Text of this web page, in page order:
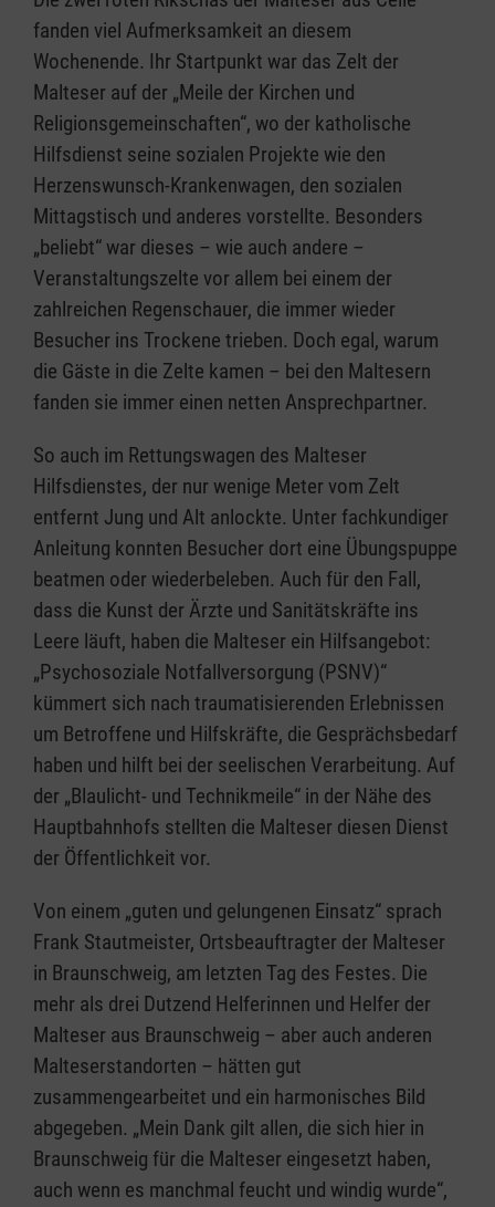
fanden viel Aufmerksamkeit an diesem
Wochenende. Ihr Startpunkt war das Zelt der
Malteser auf der „Meile der Kirchen und
Religionsgemeinschaften“, wo der katholische
Hilfsdienst seine sozialen Projekte wie den
Herzenswunsch-Krankenwagen, den sozialen
Mittagstisch und anderes vorstellte. Besonders
„beliebt“ war dieses – wie auch andere –
Veranstaltungszelte vor allem bei einem der
zahlreichen Regenschauer, die immer wieder
Besucher ins Trockene trieben. Doch egal, warum
die Gäste in die Zelte kamen – bei den Maltesern
fanden sie immer einen netten Ansprechpartner.
So auch im Rettungswagen des Malteser
Hilfsdienstes, der nur wenige Meter vom Zelt
entfernt Jung und Alt anlockte. Unter fachkundiger
Anleitung konnten Besucher dort eine Übungspuppe
beatmen oder wiederbeleben. Auch für den Fall,
dass die Kunst der Ärzte und Sanitätskräfte ins
Leere läuft, haben die Malteser ein Hilfsangebot:
„Psychosoziale Notfallversorgung (PSNV)“
kümmert sich nach traumatisierenden Erlebnissen
um Betroffene und Hilfskräfte, die Gesprächsbedarf
haben und hilft bei der seelischen Verarbeitung. Auf
der „Blaulicht- und Technikmeile“ in der Nähe des
Hauptbahnhofs stellten die Malteser diesen Dienst
der Öffentlichkeit vor.
Von einem „guten und gelungenen Einsatz“ sprach
Frank Stautmeister, Ortsbeauftragter der Malteser
in Braunschweig, am letzten Tag des Festes. Die
mehr als drei Dutzend Helferinnen und Helfer der
Malteser aus Braunschweig – aber auch anderen
Malteserstandorten – hätten gut
zusammengearbeitet und ein harmonisches Bild
abgegeben. „Mein Dank gilt allen, die sich hier in
Braunschweig für die Malteser eingesetzt haben,
auch wenn es manchmal feucht und windig wurde“,